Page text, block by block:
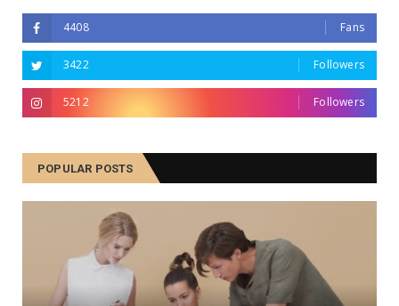
4408 Fans
3422 Followers
5212 Followers
POPULAR POSTS